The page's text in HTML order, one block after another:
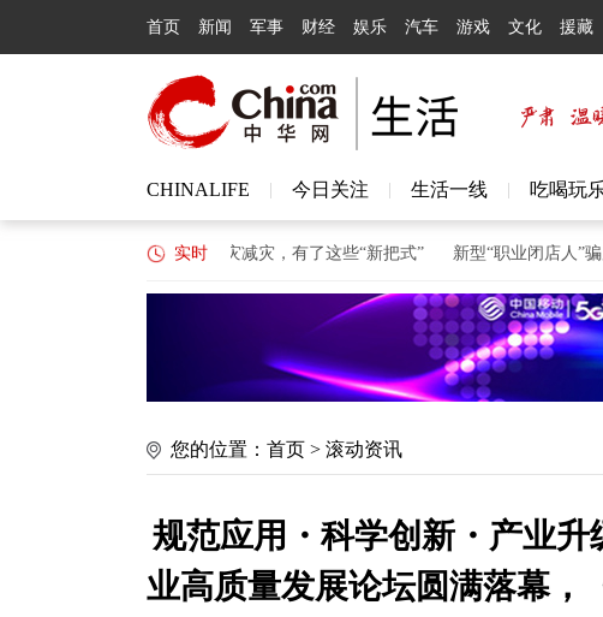
首页 新闻 军事 财经 娱乐 汽车 游戏 文化 援藏
CHINALIFE 今日关注 生活一线 吃喝玩
实时
防灾减灾，有了这些“新把式” 新型“职业闭店人”骗局调查
您的位置： 首页 > 滚动资讯
规范应用・科学创新・产业
业高质量发展论坛圆满落幕，